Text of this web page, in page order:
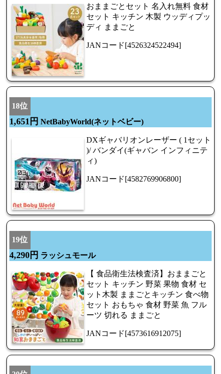
おままごとセット 名入れ無料 食材
セット キッチン 木製 ウッディプッ
ディ ままごと
JANコード[4526324522494]
18位
1,651円 NetBabyWorld(ネットベビー)
DXギャバリオンレーザー ( 1セット
)/ バンダイ(ギャバン インフィニテ
ィ)
JANコード[4582769906800]
19位
4,290円 ラッシュモール
【 食品衛生法検査済】おままごと
セット キッチン 野菜 果物 食材 セ
ット木製 ままごとキッチン 食べ物
セット おもちゃ 食材 野菜 魚 フル
ーツ 切れる ままごと
JANコード[4573616912075]